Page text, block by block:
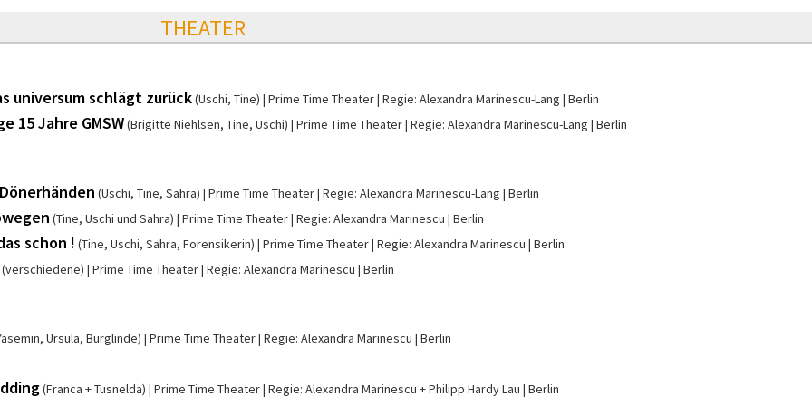
THEATER
universum schlägt zurück(Uschi, Tine) Prime Time Theater Regie: Alexandra Marinescu-Lang Berlin
15 Jahre GMSW(Brigitte Niehlsen, Tine, Uschi) Prime Time Theater Regie: Alexandra Marinescu-Lang Berlin
(Uschi, Tine, Sahra) Prime Time Theater Regie: Alexandra Marinescu-Lang Berlin
(Tine, Uschi und Sahra) Prime Time Theater Regie: Alexandra Marinescu Berlin
schon ! (Tine, Uschi, Sahra, Forensikerin) Prime Time Theater Regie: Alexandra Marinescu Berlin
(verschiedene) Prime Time Theater Regie: Alexandra Marinescu Berlin
Ursula, Burglinde) Prime Time Theater Regie: Alexandra Marinescu Berlin
(Franca + Tusnelda) Prime Time Theater Regie: Alexandra Marinescu + Philipp Hardy Lau Berlin